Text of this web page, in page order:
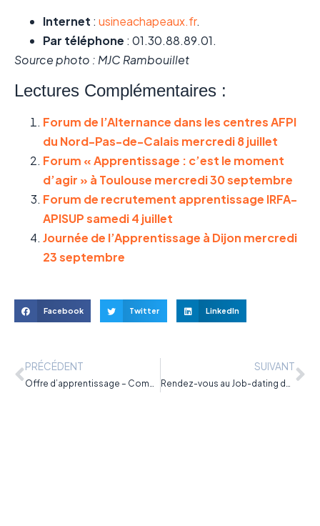
Internet : usineachapeaux.fr.
Par téléphone : 01.30.88.89.01.
Source photo : MJC Rambouillet
Lectures Complémentaires :
Forum de l’Alternance dans les centres AFPI
du Nord-Pas-de-Calais mercredi 8 juillet
Forum « Apprentissage : c’est le moment
d’agir » à Toulouse mercredi 30 septembre
Forum de recrutement apprentissage IRFA-
APISUP samedi 4 juillet
Journée de l’Apprentissage à Dijon mercredi
23 septembre
Facebook Twitter LinkedIn
PRÉCÉDENT SUIVANT